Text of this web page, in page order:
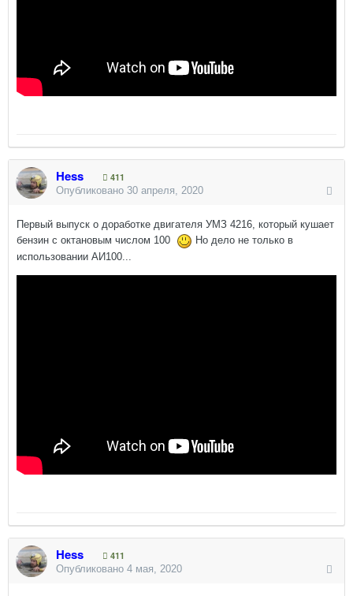
Hess
411
Опубликовано 30 апреля, 2020
Первый выпуск о доработке двигателя УМЗ 4216, который кушает
бензин с октановым числом 100
Но дело не только в
использовании АИ100...
Hess
411
Опубликовано 4 мая, 2020